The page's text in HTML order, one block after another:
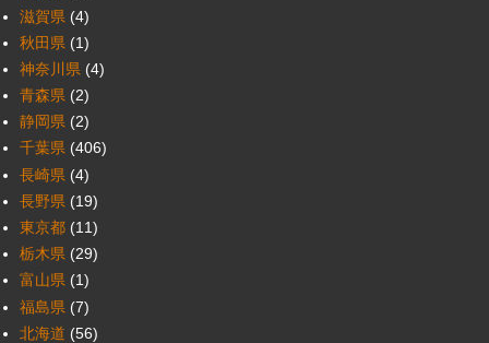
滋賀県 (4)
秋田県 (1)
神奈川県 (4)
青森県 (2)
静岡県 (2)
千葉県 (406)
長崎県 (4)
長野県 (19)
東京都 (11)
栃木県 (29)
富山県 (1)
福島県 (7)
北海道 (56)